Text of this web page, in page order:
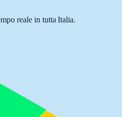
reale in tutta Italia.